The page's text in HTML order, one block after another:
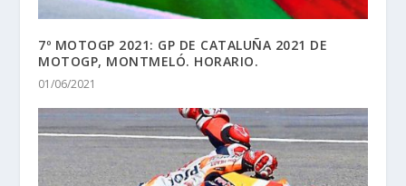
7º MOTOGP 2021: GP DE CATALUÑA 2021 DE
MOTOGP, MONTMELÓ. HORARIO.
01/06/2021